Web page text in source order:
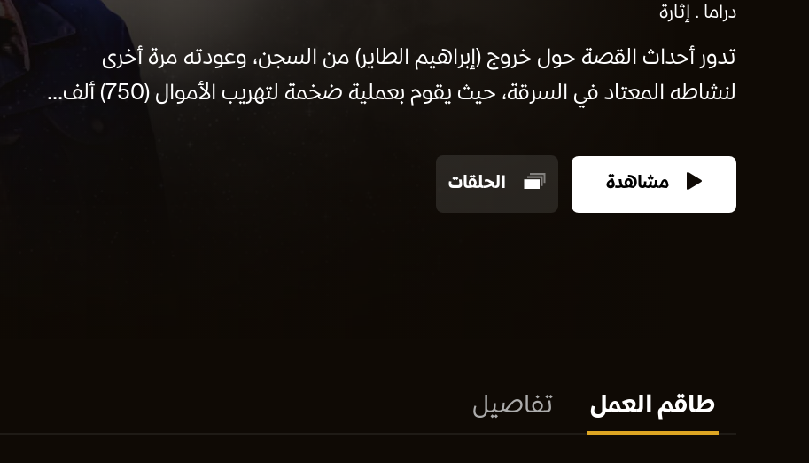
دراما
إثارة
تدور أحداث القصة حول خروج (إبراهيم الطاير) من السجن، وعودته مرة أخرى
لنشاطه المعتاد في السرقة، حيث يقوم بعملية ضخمة لتهريب الأموال (750) ألف...
مشاهدة الحلقات
طاقم العمل تفاصيل